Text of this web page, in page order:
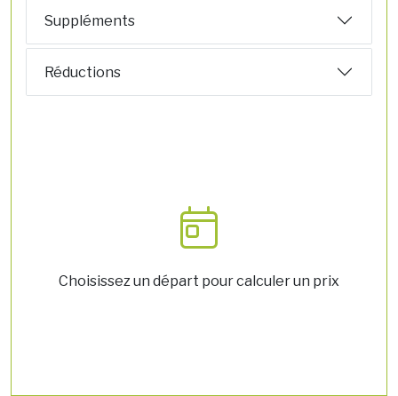
Suppléments
Réductions
Choisissez un départ pour calculer un prix